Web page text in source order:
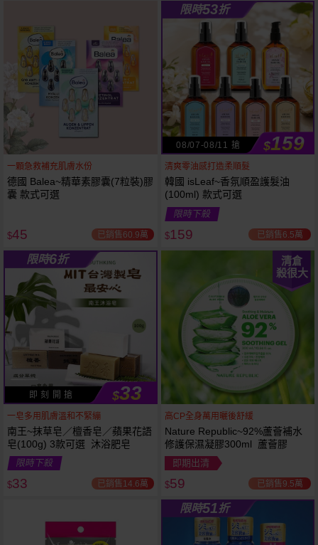
立刻送
限時53折
一顆急救補充肌膚水份
德國 Balea~精華素膠囊(7粒裝)膠
囊 款式可選
$45 已銷售60.9萬
限時53折
08/07-08/11 搶 $159
清爽零油感打造柔順髮
韓國 isLeaf~香氛順盈護髮油
(100ml) 款式可選
限時下殺
$159 已銷售6.5萬
限時6折
即 刻 開 搶 $33
一皂多用肌膚溫和不緊繃
南王~抹草皂／檀香皂／蘋果花語
皂(100g) 3款可選 沐浴肥皂
限時下殺
$33 已銷售14.6萬
清倉
殺很大
高CP全身萬用曬後舒緩
Nature Republic~92%蘆薈補水
修護保濕凝膠300ml 蘆薈膠
即期出清
$59 已銷售9.5萬
限時51折